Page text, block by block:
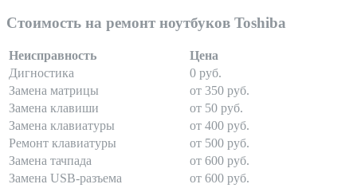
Стоимость на ремонт ноутбуков Toshiba
Неисправность
Цена
Дигностика
0 руб.
Замена матрицы
от 350 руб.
Замена клавиши
от 50 руб.
Замена клавиатуры
от 400 руб.
Ремонт клавиатуры
от 500 руб.
Замена тачпада
от 600 руб.
Замена USB-разъема
от 600 руб.